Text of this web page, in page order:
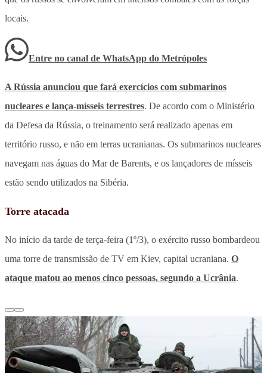
locais.
Entre no canal de WhatsApp do Metrópoles
A Rússia anunciou que fará exercícios com submarinos
nucleares e lança-mísseis terrestres. De acordo com o Ministério
da Defesa da Rússia, o treinamento será realizado apenas em
território russo, e não em terras ucranianas. Os submarinos nucleares
navegam nas águas do Mar de Barents, e os lançadores de mísseis
estão sendo utilizados na Sibéria.
Torre atacada
No início da tarde de terça-feira (1º/3), o exército russo bombardeou
uma torre de transmissão de TV em Kiev, capital ucraniana. O
ataque matou ao menos cinco pessoas, segundo a Ucrânia.